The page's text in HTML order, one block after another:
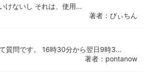
けないし それは、使用...
著者：ぴぃちん
質問です。 16時30分から翌日9時3...
著者：pontanow